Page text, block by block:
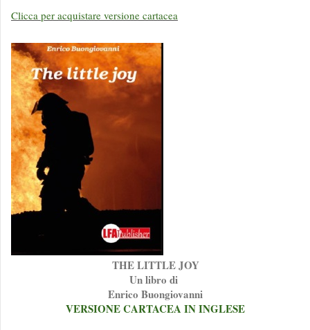
Clicca per acquistare versione cartacea
THE LITTLE JOY
Un libro di
Enrico Buongiovanni
VERSIONE CARTACEA IN INGLESE